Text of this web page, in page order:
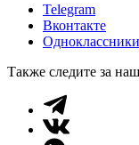
Telegram
Вконтакте
Одноклассники
Также следите за